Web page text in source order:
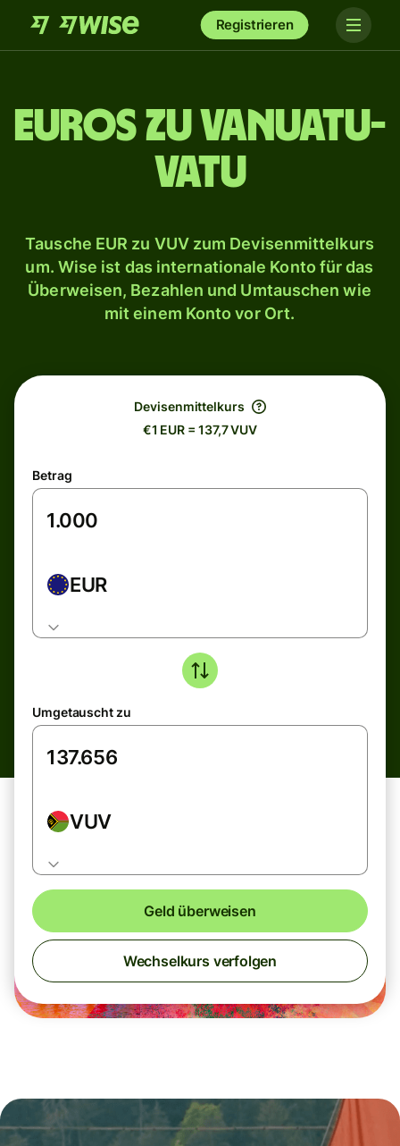
Registrieren
Euros zu Vanuatu-
Vatu
Tausche EUR zu VUV zum Devisenmittelkurs
um. Wise ist das internationale Konto für das
Überweisen, Bezahlen und Umtauschen wie
mit einem Konto vor Ort.
Devisenmittelkurs
€1 EUR = 137,7 VUV
Betrag
EUR
Umgetauscht zu
VUV
Geld überweisen
Wechselkurs verfolgen